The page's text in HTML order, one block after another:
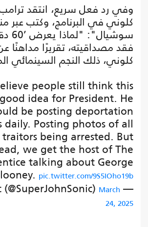
وفي رد فعل سريع، انتقد
كلوني في البرنامج، وكتب عبر
فقد مصداقيته، تقريرًا مداهنًا
كلوني، ذلك النجم السينمائي
people still think this
idea for President. He
be posting deportation
daily. Posting photos of all
being arrested. But
we get the host of The
talking about George
pic.twitter.com/9S5IOho19b
— John Sonic (@SuperJohnSonic)
March
24, 2025